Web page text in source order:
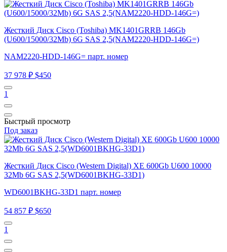
Жесткий Диск Cisco (Toshiba) MK1401GRRB 146Gb
(U600/15000/32Mb) 6G SAS 2,5(NAM2220-HDD-146G=)
NAM2220-HDD-146G= парт. номер
37 978 ₽ $450
1
Быстрый просмотр
Под заказ
Жесткий Диск Cisco (Western Digital) XE 600Gb U600 10000
32Mb 6G SAS 2,5(WD6001BKHG-33D1)
WD6001BKHG-33D1 парт. номер
54 857 ₽ $650
1